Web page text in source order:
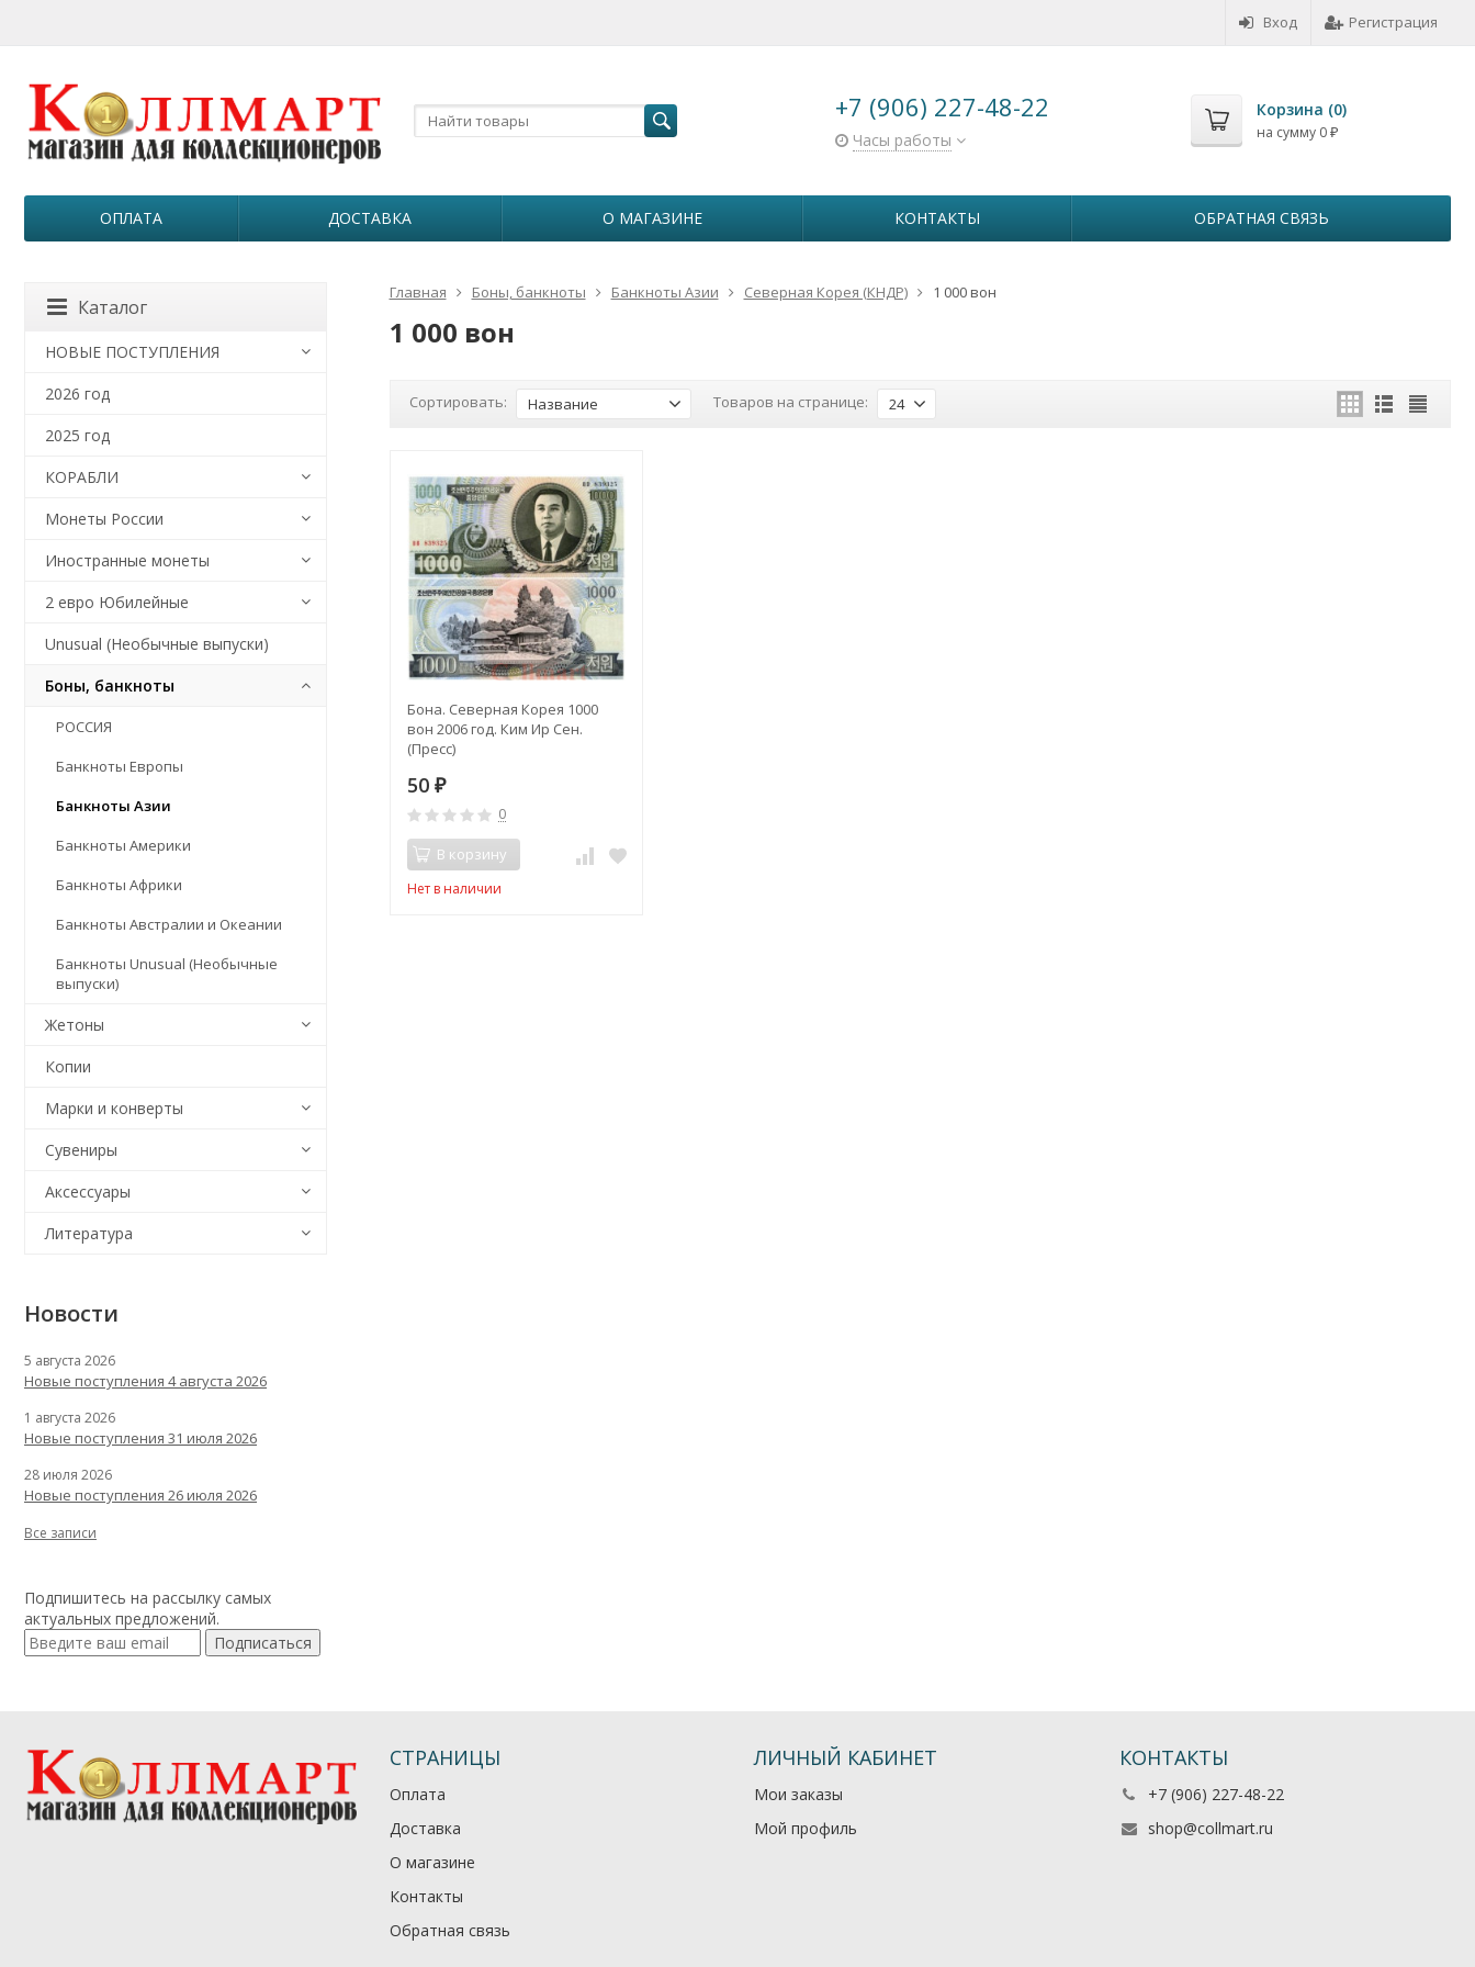
Вход Регистрация
+7 (906) 227-48-22
Часы работы
Корзина (0)
на сумму 0 ₽
ОПЛАТА ДОСТАВКА О МАГАЗИНЕ КОНТАКТЫ ОБРАТНАЯ СВЯЗЬ
Главная Боны, банкноты Банкноты Азии Северная Корея (КНДР) 1 000 вон
1 000 вон
Сортировать: Название Товаров на странице: 24
Бона. Северная Корея 1000
вон 2006 год. Ким Ир Сен.
(Пресс)
50 ₽
0
В корзину
Нет в наличии
Каталог
НОВЫЕ ПОСТУПЛЕНИЯ
2026 год
2025 год
КОРАБЛИ
Монеты России
Иностранные монеты
2 евро Юбилейные
Unusual (Необычные выпуски)
Боны, банкноты
РОССИЯ
Банкноты Европы
Банкноты Азии
Банкноты Америки
Банкноты Африки
Банкноты Австралии и Океании
Банкноты Unusual (Необычные
выпуски)
Жетоны
Копии
Марки и конверты
Сувениры
Аксессуары
Литература
Новости
5 августа 2026
Новые поступления 4 августа 2026
1 августа 2026
Новые поступления 31 июля 2026
28 июля 2026
Новые поступления 26 июля 2026
Все записи
Подпишитесь на рассылку самых
актуальных предложений.
Подписаться
СТРАНИЦЫ
Оплата
Доставка
О магазине
Контакты
Обратная связь
ЛИЧНЫЙ КАБИНЕТ
Мои заказы
Мой профиль
КОНТАКТЫ
+7 (906) 227-48-22
shop@collmart.ru